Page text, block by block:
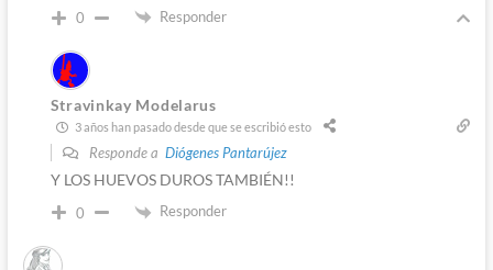
0 Responder
Stravinkay Modelarus
3 años han pasado desde que se escribió esto
Responde a Diógenes Pantarújez
Y LOS HUEVOS DUROS TAMBIÉN!!
0 Responder